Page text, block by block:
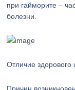
при гайморите –
болезни.
Отличие здорового